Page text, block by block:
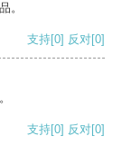
。
支持[0] 反对[0]
支持[0] 反对[0]